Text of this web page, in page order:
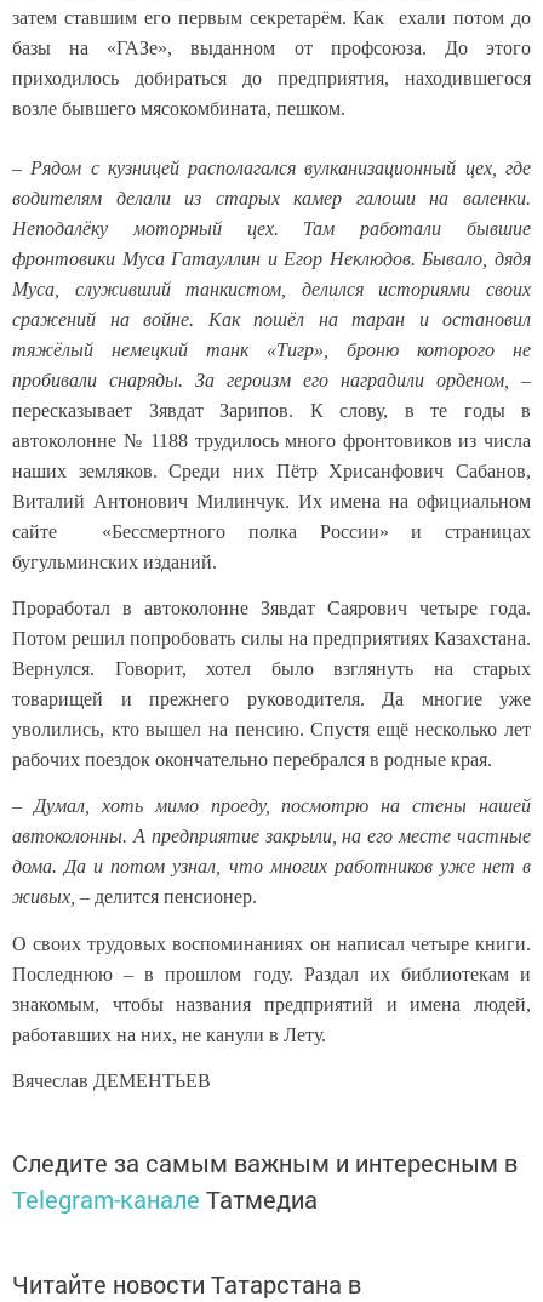
затем ставшим его первым секретарём. Как ехали потом до
базы на «ГАЗе», выданном от профсоюза. До этого
приходилось добираться до предприятия, находившегося
возле бывшего мясокомбината, пешком.
– Рядом с кузницей располагался вулканизационный цех, где
водителям делали из старых камер галоши на валенки.
Неподалёку моторный цех. Там работали бывшие
фронтовики Муса Гатауллин и Егор Неклюдов. Бывало, дядя
Муса, служивший танкистом, делился историями своих
сражений на войне. Как пошёл на таран и остановил
тяжёлый немецкий танк «Тигр», броню которого не
пробивали снаряды. За героизм его наградили орденом,
–
пересказывает Зявдат Зарипов. К слову, в те годы в
автоколонне № 1188 трудилось много фронтовиков из числа
наших земляков. Среди них Пётр Хрисанфович Сабанов,
Виталий Антонович Милинчук. Их имена на официальном
сайте «Бессмертного полка России» и страницах
бугульминских изданий.
Проработал в автоколонне Зявдат Саярович четыре года.
Потом решил попробовать силы на предприятиях Казахстана.
Вернулся. Говорит, хотел было взглянуть на старых
товарищей и прежнего руководителя. Да многие уже
уволились, кто вышел на пенсию. Спустя ещё несколько лет
рабочих поездок окончательно перебрался в родные края.
– Думал, хоть мимо проеду, посмотрю на стены нашей
автоколонны. А предприятие закрыли, на его месте частные
дома. Да и потом узнал, что многих работников уже нет в
живых, – делится пенсионер.
О своих трудовых воспоминаниях он написал четыре книги.
Последнюю – в прошлом году. Раздал их библиотекам и
знакомым, чтобы названия предприятий и имена людей,
работавших на них, не канули в Лету.
Вячеслав ДЕМЕНТЬЕВ
Следите за самым важным и интересным в
Telegram-канале Татмедиа
Читайте новости Татарстана в